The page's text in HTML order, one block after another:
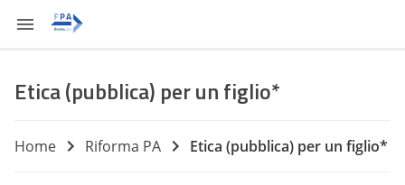
Etica (pubblica) per un figlio*
Home Riforma PA Etica (pubblica) per un figlio*